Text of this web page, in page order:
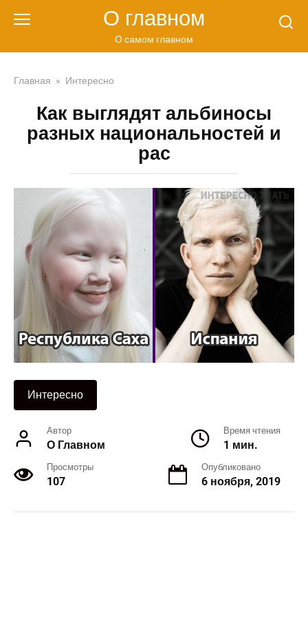
О главном
О самом главном
Главная » Интересно
Как выглядят альбиносы
разных национальностей и
рас
Интересно
Автор
О Главном
Время чтения
1 мин.
Просмотры
107
Опубликовано
6 ноября, 2019